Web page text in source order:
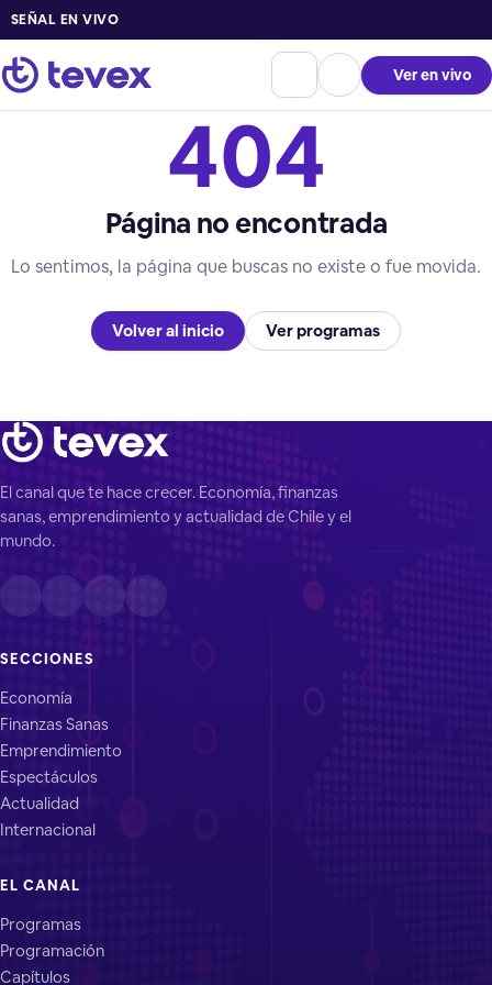
SEÑAL EN VIVO
Ver en vivo
404
Página no encontrada
Lo sentimos, la página que buscas no existe o fue movida.
Volver al inicio Ver programas
El canal que te hace crecer. Economía, finanzas
sanas, emprendimiento y actualidad de Chile y el
mundo.
SECCIONES
Economía
Finanzas Sanas
Emprendimiento
Espectáculos
Actualidad
Internacional
EL CANAL
Programas
Programación
Capítulos